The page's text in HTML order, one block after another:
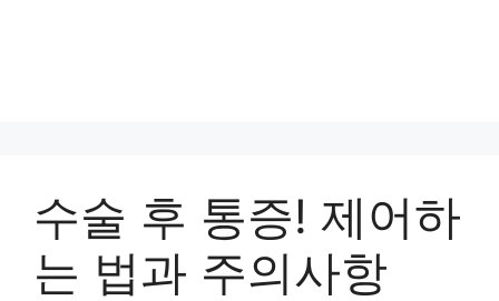
수술 후 통증! 제어하
는 법과 주의사항